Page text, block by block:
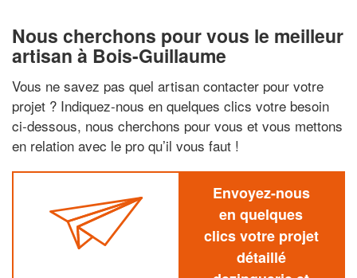
Nous cherchons pour vous le meilleur
artisan à Bois-Guillaume
Vous ne savez pas quel artisan contacter pour votre
projet ? Indiquez-nous en quelques clics votre besoin
ci-dessous, nous cherchons pour vous et vous mettons
en relation avec le pro qu’il vous faut !
Envoyez-nous
en quelques
clics votre projet
détaillé